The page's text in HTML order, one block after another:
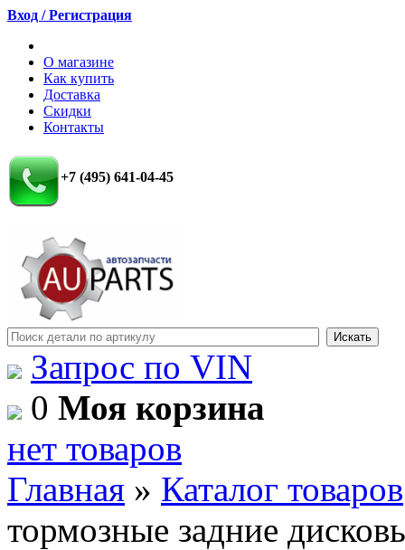
Вход / Регистрация
О магазине
Как купить
Доставка
Скидки
Контакты
+7 (495) 641-04-45
Запрос по VIN
0 Моя корзина
нет товаров
Главная » Каталог товаров
тормозные задние